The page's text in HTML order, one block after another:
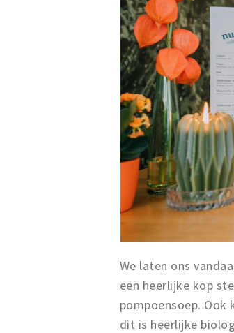
We laten ons
een heerlijke kop
pompoensoep. Ook
dit is heerlijke